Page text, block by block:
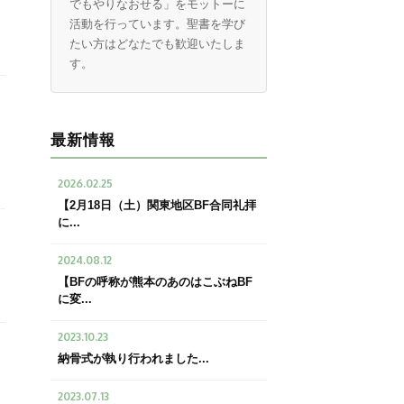
でもやりなおせる」をモットーに
活動を行っています。聖書を学び
たい方はどなたでも歓迎いたしま
す。
最新情報
2026.02.25
【2月18日（土）関東地区BF合同礼拝
に...
2024.08.12
【BFの呼称が熊本のあのはこぶねBF
に変...
2023.10.23
納骨式が執り行われました...
2023.07.13